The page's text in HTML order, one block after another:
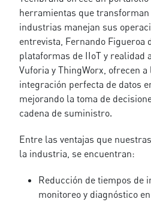
herramientas que
industrias manejan sus
entrevista, Fernando Figueroa
plataformas de IIoT y realidad
Vuforia y ThingWorx, ofrecen
integración perfecta de datos
mejorando la toma de
cadena de suministro.
Entre las ventajas que
la industria, se encuentran:
Reducción de tiempos de
monitoreo y diagnóstico